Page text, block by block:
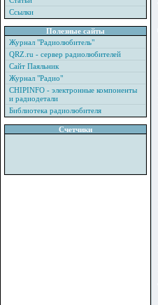
Ссылки
Полезные сайты
Журнал "Радиолюбитель"
QRZ.ru - сервер радиолюбителей
Сайт Паяльник
Журнал "Радио"
CHIPINFO - электронные компоненты
и радиодетали
Библиотека радиолюбителя
Счетчики